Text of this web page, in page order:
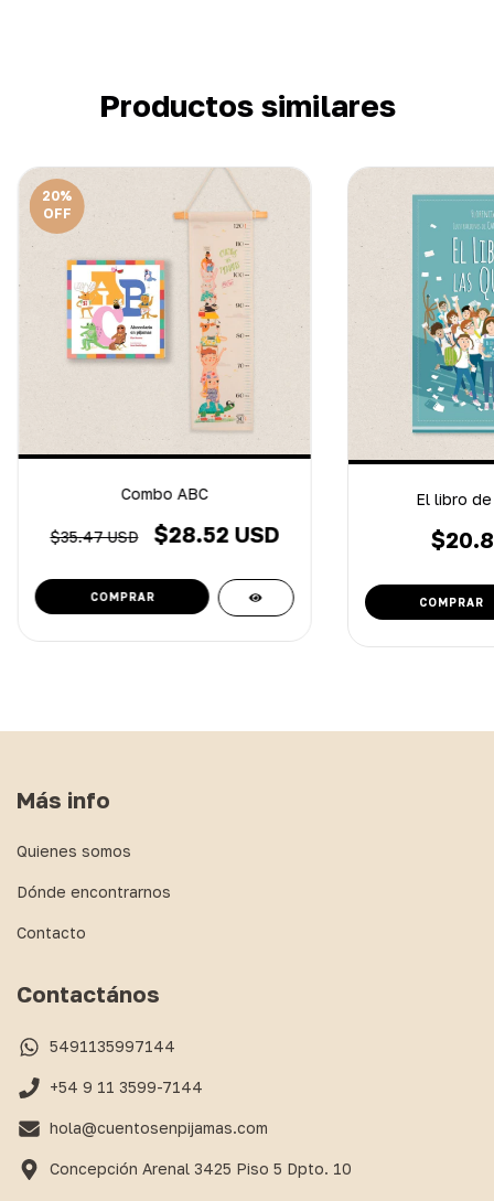
Productos similares
20%
OFF
Combo ABC
$35.47 USD $28.52 USD
El libro
Más info
Quienes somos
Dónde encontrarnos
Contacto
Contactános
5491135997144
+54 9 11 3599-7144
hola@cuentosenpijamas.com
Concepción Arenal 3425 Piso 5 Dpto. 10